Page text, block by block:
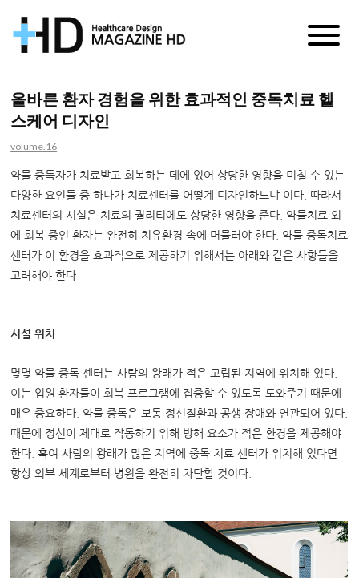
거
진
올바른 환자 경험을 위한 효과적인 중독치료 헬
스케어 디자인
volume.16
약물 중독자가 치료받고 회복하는 데에 있어 상당한 영향을 미칠 수 있는
다양한 요인들 중 하나가 치료센터를 어떻게 디자인하느냐 이다. 따라서
치료센터의 시설은 치료의 퀄리티에도 상당한 영향을 준다. 약물치료 외
에 회복 중인 환자는 완전히 치유환경 속에 머물러야 한다. 약물 중독치료
센터가 이 환경을 효과적으로 제공하기 위해서는 아래와 같은 사항들을
고려해야 한다
시설 위치
몇몇 약물 중독 센터는 사람의 왕래가 적은 고립된 지역에 위치해 있다.
이는 입원 환자들이 회복 프로그램에 집중할 수 있도록 도와주기 때문에
매우 중요하다. 약물 중독은 보통 정신질환과 공생 장애와 연관되어 있다.
때문에 정신이 제대로 작동하기 위해 방해 요소가 적은 환경을 제공해야
한다. 혹여 사람의 왕래가 많은 지역에 중독 치료 센터가 위치해 있다면
항상 외부 세계로부터 병원을 완전히 차단할 것이다.